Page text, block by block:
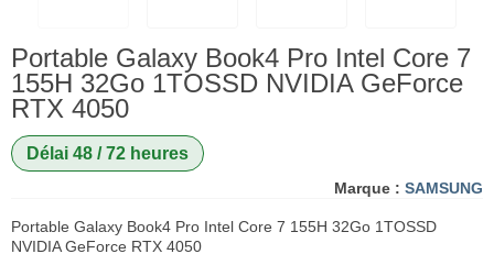
Portable Galaxy Book4 Pro Intel Core 7
155H 32Go 1TOSSD NVIDIA GeForce
RTX 4050
Délai 48 / 72 heures
Marque : SAMSUNG
Portable Galaxy Book4 Pro Intel Core 7 155H 32Go 1TOSSD
NVIDIA GeForce RTX 4050